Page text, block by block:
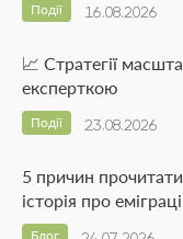
16.08.2026
Події
📈 Стратегії
експерткою
23.08.2026
Події
5 причин
історія про
Блог